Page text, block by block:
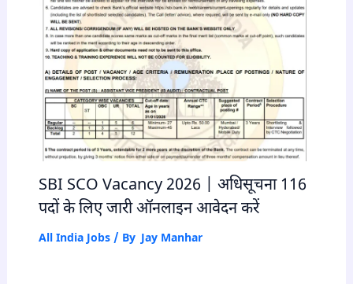
SBI SCO Vacancy 2026 | अधिसूचना 116
पदों के लिए जारी ऑनलाइन आवेदन करें
All India Jobs/ By Jay Manhar